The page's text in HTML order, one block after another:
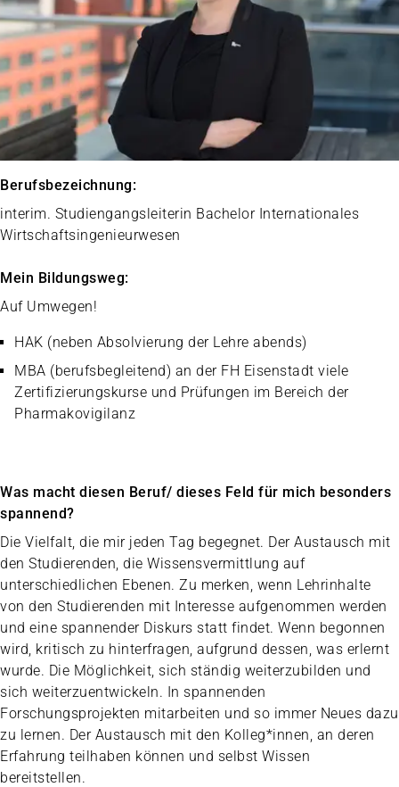
Berufsbezeichnung:
interim. Studiengangsleiterin Bachelor Internationales
Wirtschaftsingenieurwesen
Mein Bildungsweg:
Auf Umwegen!
HAK (neben Absolvierung der Lehre abends)
MBA (berufsbegleitend) an der FH Eisenstadt viele
Zertifizierungskurse und Prüfungen im Bereich der
Pharmakovigilanz
Was macht diesen Beruf/ dieses Feld für mich besonders
spannend?
Die Vielfalt, die mir jeden Tag begegnet. Der Austausch mit
den Studierenden, die Wissensvermittlung auf
unterschiedlichen Ebenen. Zu merken, wenn Lehrinhalte
von den Studierenden mit Interesse aufgenommen werden
und eine spannender Diskurs statt findet. Wenn begonnen
wird, kritisch zu hinterfragen, aufgrund dessen, was erlernt
wurde. Die Möglichkeit, sich ständig weiterzubilden und
sich weiterzuentwickeln. In spannenden
Forschungsprojekten mitarbeiten und so immer Neues dazu
zu lernen. Der Austausch mit den Kolleg*innen, an deren
Erfahrung teilhaben können und selbst Wissen
bereitstellen.